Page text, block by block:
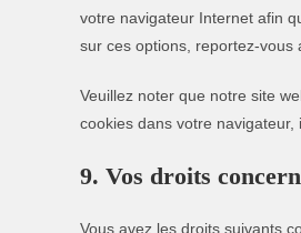
votre navigateur Internet afin
sur ces options, reportez-vous
Veuillez noter que notre site
cookies dans votre
9. Vos droits
Vous avez les droits suivants